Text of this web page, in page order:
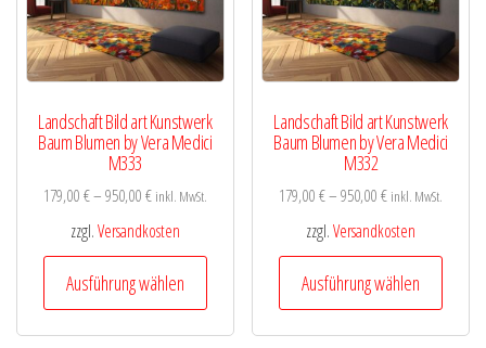
auf
der
Produktseite
gewählt
werden
der
Landschaft Bild art Kunstwerk
Baum Blumen by Vera Medici
M333
179,00€–950,00€ inkl. MwSt.
zzgl.Versandkosten
Ausführung wählen
Dieses
Landschaft Bild art Kunstwerk
Baum Blumen by Vera Medici
M332
179,00€–950,00€ inkl. MwSt.
zzgl.Versandkosten
Ausführung wählen
Dieses